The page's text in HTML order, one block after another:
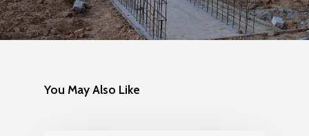
You May Also Like